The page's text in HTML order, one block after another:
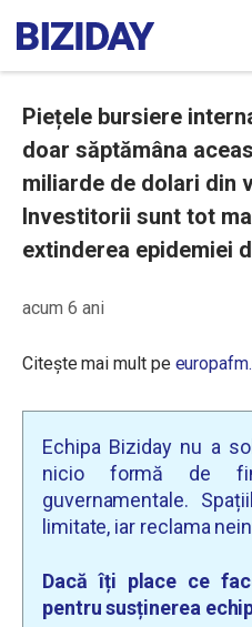
Piețele bursiere
doar săptămâna
miliarde de dolari din
Investitorii sunt tot
extinderea epidemiei
acum 6 ani
Citește mai mult pe
Echipa Biziday nu a
nicio formă de
guvernamentale.
limitate, iar reclama
Dacă îți place ce
pentru susținerea